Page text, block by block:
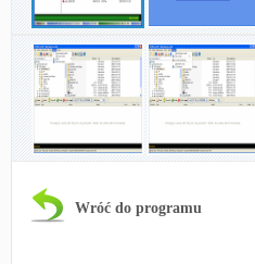
Wróć do programu